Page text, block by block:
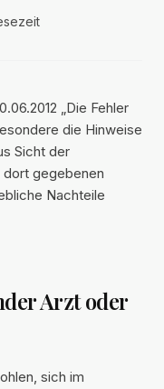
„Die Fehler
die Hinweise
Sicht der
dort gegebenen
Nachteile
Arzt oder
sich im